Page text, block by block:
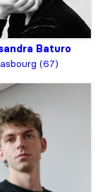
Baturo
(67)